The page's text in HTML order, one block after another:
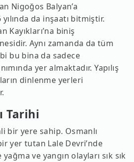
Nigoğos Balyan’a
da inşaatı bitmiştir.
Kayıkları’na biniş
Aynı zamanda da tüm
bu bina da sadece
yer almaktadır. Yapılış
dinlenme yerleri
Tarihi
bir yere sahip. Osmanlı
yer tutan Lale Devri’nde
ve yangın olayları sık sık